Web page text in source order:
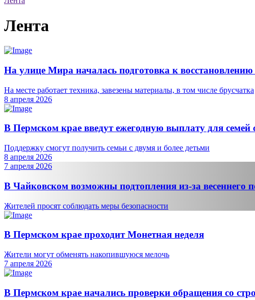
Лента
На улице Мира началась подготовка к
На месте работает техника, завезены материалы, в том числе брусчатка
8 апреля 2026
В Пермском крае введут ежегодную выплату для семей
Поддержку смогут получить семьи с двумя и более детьми
8 апреля 2026
7 апреля 2026
В Чайковском возможны подтопления из-за весеннего
Жителей просят соблюдать меры безопасности
В Пермском крае проходит Монетная неделя
Жители могут обменять накопившуюся мелочь
7 апреля 2026
В Пермском крае начались проверки обращения со